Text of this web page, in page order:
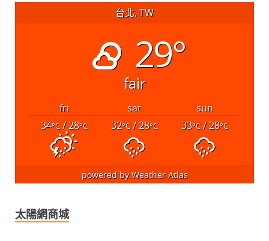
台北, TW
29°
fair
fri sat
sun
34°C/ 28°C 32°C/ 28°C 33°C/ 28°C
powered byWeather Atlas
太陽網商城